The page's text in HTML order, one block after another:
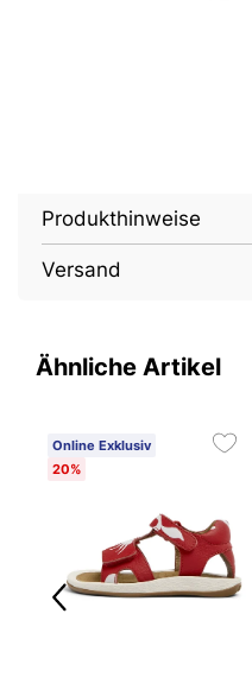
Produkthinweise
Versand
Ähnliche Artikel
Online Exklusiv
20%